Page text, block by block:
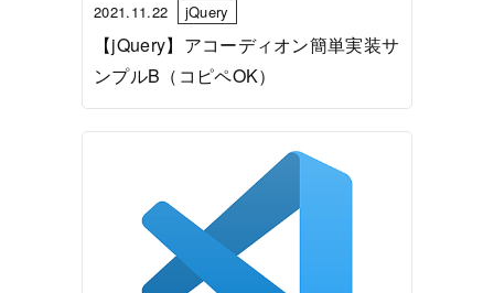
2021.11.22 jQuery
【jQuery】アコーディオン簡単実装サ
ンプルB（コピペOK）